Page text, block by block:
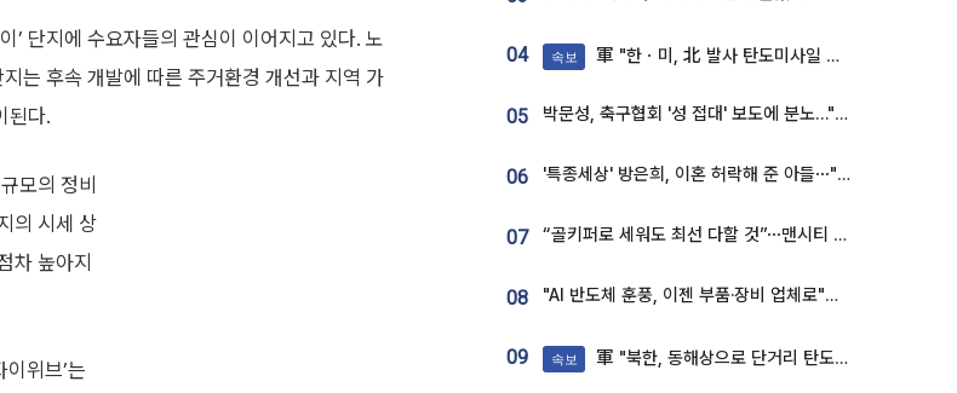
’ 단지에 수요자들의 관심이 이어지고 있다. 노
는 후속 개발에 따른 주거환경 개선과 지역 가
된다.
모의 정비
의 시세 상
차 높아지
위브’는
04 속보 軍 "한ㆍ미, 北 발사 탄도미사일 제원 정밀분석 중"
05 박문성, 축구협회 '성 접대' 보도에 분노…"다 말아먹으려고 작정했나"
06 '특종세상' 방은희, 이혼 허락해 준 아들⋯"너무 잘 커줬다" 오열
07 “골키퍼로 세워도 최선 다할 것”⋯맨시티 누네스, 주전 경쟁 각오 [인터뷰]
08 "AI 반도체 훈풍, 이젠 부품·장비 업체로"⋯증권가 HBM 수혜주 조명
09 속보 軍 "북한, 동해상으로 단거리 탄도미사일 발사"